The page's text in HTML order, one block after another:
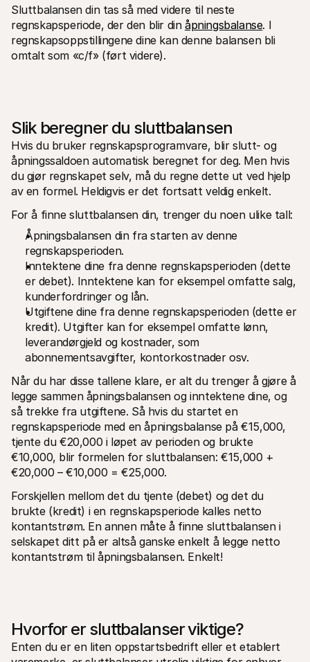
Sluttbalansen din tas så med videre til neste
regnskapsperiode, der den blir din åpningsbalanse. I
regnskapsoppstillingene dine kan denne balansen bli
omtalt som «c/f» (ført videre).
Slik beregner du sluttbalansen
Hvis du bruker regnskapsprogramvare, blir slutt- og
åpningssaldoen automatisk beregnet for deg. Men hvis
du gjør regnskapet selv, må du regne dette ut ved hjelp
av en formel. Heldigvis er det fortsatt veldig enkelt.
For å finne sluttbalansen din, trenger du noen ulike tall:
Åpningsbalansen din fra starten av denne
regnskapsperioden.
Inntektene dine fra denne regnskapsperioden (dette
er debet). Inntektene kan for eksempel omfatte salg,
kunderfordringer og lån.
Utgiftene dine fra denne regnskapsperioden (dette er
kredit). Utgifter kan for eksempel omfatte lønn,
leverandørgjeld og kostnader, som
abonnementsavgifter, kontorkostnader osv.
Når du har disse tallene klare, er alt du trenger å gjøre å
legge sammen åpningsbalansen og inntektene dine, og
så trekke fra utgiftene. Så hvis du startet en
regnskapsperiode med en åpningsbalanse på €15,000,
tjente du €20,000 i løpet av perioden og brukte
€10,000, blir formelen for sluttbalansen: €15,000 +
€20,000 – €10,000 = €25,000.
Forskjellen mellom det du tjente (debet) og det du
brukte (kredit) i en regnskapsperiode kalles netto
kontantstrøm. En annen måte å finne sluttbalansen i
selskapet ditt på er altså ganske enkelt å legge netto
kontantstrøm til åpningsbalansen. Enkelt!
Hvorfor er sluttbalanser viktige?
Enten du er en liten oppstartsbedrift eller et etablert